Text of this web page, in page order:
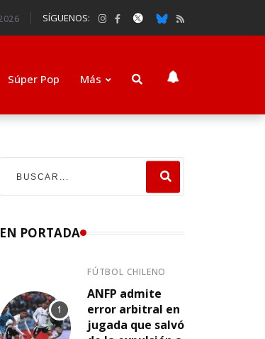
SÍGUENOS:
Súper Pop Más
EN PORTADA
FÚTBOL CHILENO
ANFP admite
error arbitral en
jugada que salvó